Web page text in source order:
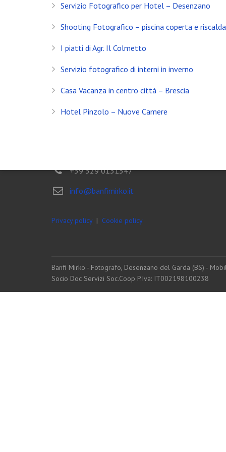
Servizio Fotografico per Hotel – Desenzano
Shooting Fotografico – piscina coperta e
I piatti di Agr. Il Colmetto
Servizio fotografico di interni in inverno
Casa Vacanza in centro città – Brescia
Hotel Pinzolo – Nuove Camere
Servizio Fotografico Immobiliare – Brescia
Con l’arrivo del 2021 inizia anche il decimo anno
Shooting in Limonaia
Update Showroom CLERICI
CONTATTI
+39 329 0131547
info@banfimirko.it
Privacy policy| Cookie policy
Banfi Mirko - Fotografo, Desenzano del Garda (BS) -
Socio Doc Servizi Soc.Coop P.Iva: IT002198100238